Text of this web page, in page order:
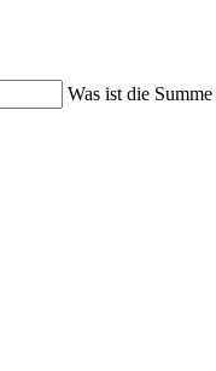
Was ist die Summe